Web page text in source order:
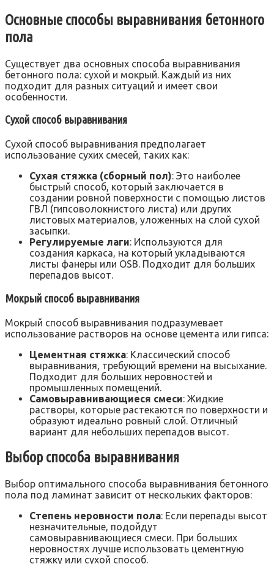
Основные способы выравнивания бетонного
пола
Существует два основных способа выравнивания
бетонного пола: сухой и мокрый. Каждый из них
подходит для разных ситуаций и имеет свои
особенности.
Сухой способ выравнивания
Сухой способ выравнивания предполагает
использование сухих смесей, таких как:
Сухая стяжка (сборный пол): Это наиболее
быстрый способ, который заключается в
создании ровной поверхности с помощью листов
ГВЛ (гипсоволокнистого листа) или других
листовых материалов, уложенных на слой сухой
засыпки.
Регулируемые лаги: Используются для
создания каркаса, на который укладываются
листы фанеры или OSB. Подходит для больших
перепадов высот.
Мокрый способ выравнивания
Мокрый способ выравнивания подразумевает
использование растворов на основе цемента или гипса:
Цементная стяжка: Классический способ
выравнивания, требующий времени на высыхание.
Подходит для больших неровностей и
промышленных помещений.
Самовыравнивающиеся смеси: Жидкие
растворы, которые растекаются по поверхности и
образуют идеально ровный слой. Отличный
вариант для небольших перепадов высот.
Выбор способа выравнивания
Выбор оптимального способа выравнивания бетонного
пола под ламинат зависит от нескольких факторов:
Степень неровности пола: Если перепады высот
незначительные, подойдут
самовыравнивающиеся смеси. При больших
неровностях лучше использовать цементную
стяжку или сухой способ.